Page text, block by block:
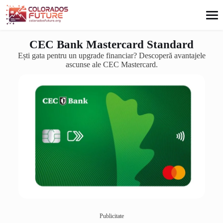
Imobiliare
Credite
Pensii
CEC Bank Mastercard Standard
Ești gata pentru un upgrade financiar? Descoperă avantajele
ascunse ale CEC Mastercard.
Publicitate